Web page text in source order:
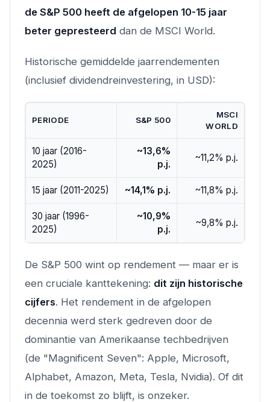
de S&P 500 heeft de afgelopen 10-15 jaar
beter gepresteerd dan de MSCI World.
Historische gemiddelde jaarrendementen
(inclusief dividendreinvestering, in USD):
PERIODE S&P 500
MSCI
WORLD
10 jaar (2016-
2025)
~13,6%
p.j.
~11,2% p.j.
15 jaar (2011-2025) ~14,1% p.j. ~11,8% p.j.
30 jaar (1996-
2025)
~10,9%
p.j.
~9,8% p.j.
De S&P 500 wint op rendement — maar er is
een cruciale kanttekening: dit zijn historische
cijfers. Het rendement in de afgelopen
decennia werd sterk gedreven door de
dominantie van Amerikaanse techbedrijven
(de "Magnificent Seven": Apple, Microsoft,
Alphabet, Amazon, Meta, Tesla, Nvidia). Of dit
in de toekomst zo blijft, is onzeker.